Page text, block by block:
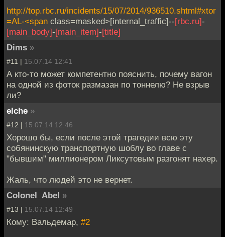
http://top.rbc.ru/incidents/15/07/2014/936510.shtml#xtor
=AL-<span class=masked>[internal_traffic]--[rbc.ru]-
[main_body]-[main_item]-[title]
Dims »
#11 | 15.07.14 12:41
А кто-то может компетентно пояснить, почему вагон
на одной из фоток размазан по тоннелю? Не взрыв
ли?
elche »
#12 | 15.07.14 12:46
Хорошо бы, если после этой трагедии всю эту
собянинскую транспортную шоблу во главе с
"бывшим" миллионером Ликсутовым разгонят нахер.
Жаль, что людей это не вернет.
Colonel_Abel »
#13 | 15.07.14 12:49
Кому: Вальдемар, #2